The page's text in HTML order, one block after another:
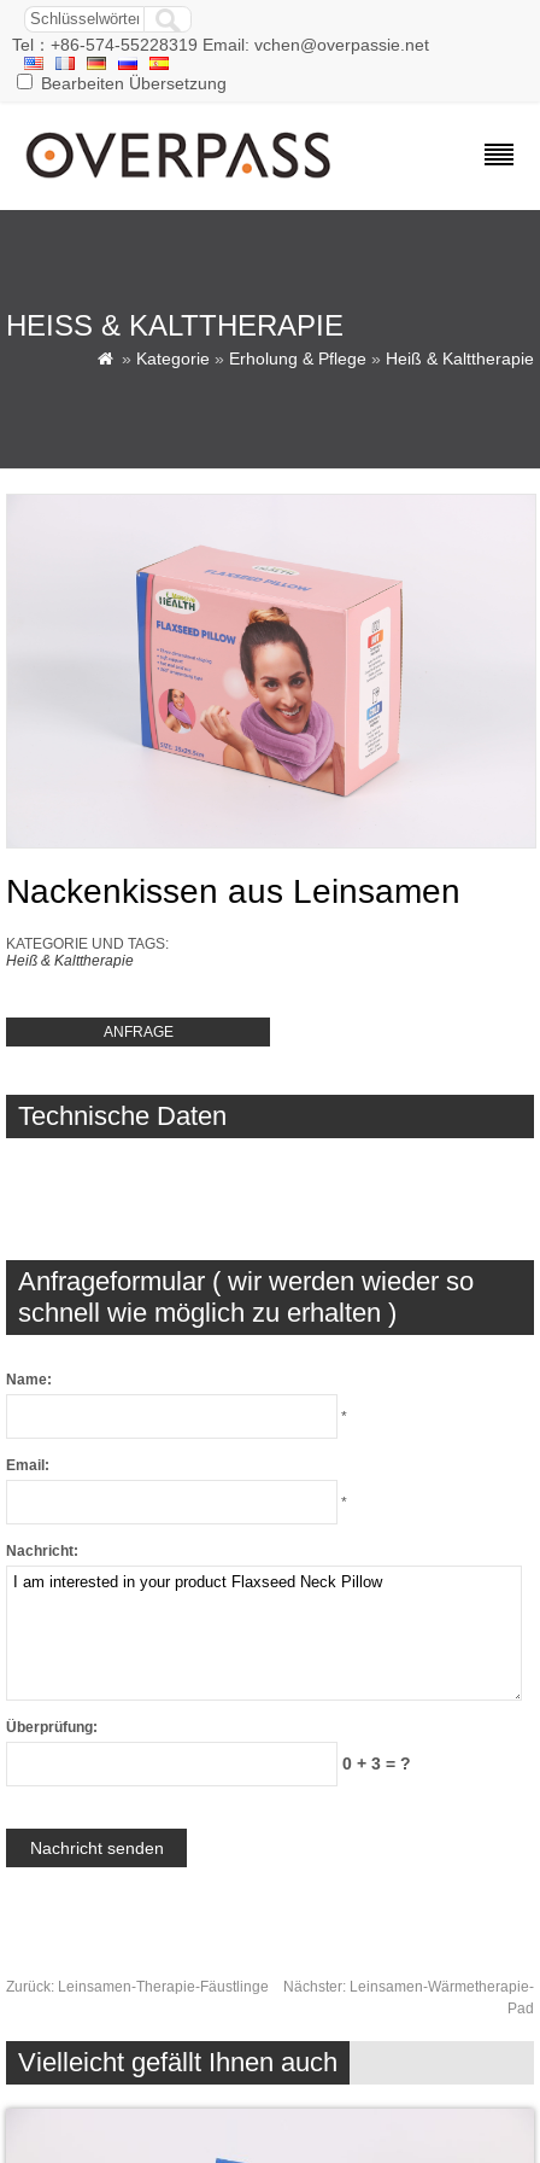
Tel：+86-574-55228319 Email: vchen@overpassie.net
Bearbeiten Übersetzung
HEISS & KALTTHERAPIE
 » Kategorie » Erholung & Pflege » Heiß & Kalttherapie
Nackenkissen aus Leinsamen
KATEGORIE UND TAGS:
Heiß & Kalttherapie
ANFRAGE
Technische Daten
Anfrageformular ( wir werden wieder so
schnell wie möglich zu erhalten )
Name:
*
Email:
*
Nachricht:
Überprüfung:
0 + 3 = ?
Zurück: Leinsamen-Therapie-Fäustlinge Nächster: Leinsamen-Wärmetherapie-
Pad
Vielleicht gefällt Ihnen auch